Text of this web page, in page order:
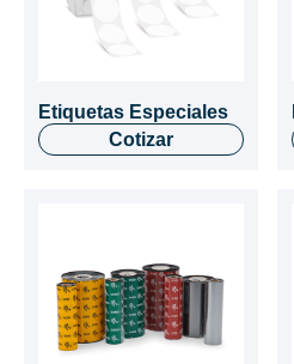
Etiquetas Especiales
Cotizar